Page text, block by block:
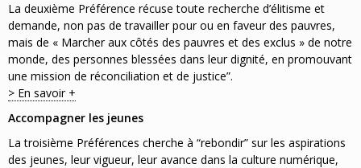
La deuxième Préférence récuse toute recherche d’élitisme et
demande, non pas de travailler pour ou en faveur des pauvres,
mais de « Marcher aux côtés des pauvres et des exclus » de notre
monde, des personnes blessées dans leur dignité, en promouvant
une mission de réconciliation et de justice”.
> En savoir +
Accompagner les jeunes
La troisième Préférences cherche à “rebondir” sur les aspirations
des jeunes, leur vigueur, leur avance dans la culture numérique,